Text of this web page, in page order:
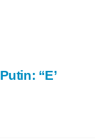
“E’